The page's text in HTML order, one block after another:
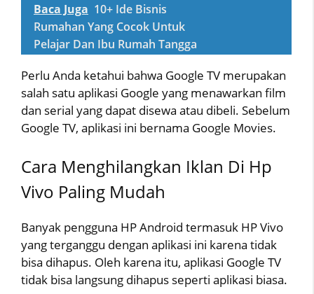
Baca Juga 10+ Ide Bisnis
Rumahan Yang Cocok Untuk
Pelajar Dan Ibu Rumah Tangga
Perlu Anda ketahui bahwa Google TV merupakan
salah satu aplikasi Google yang menawarkan film
dan serial yang dapat disewa atau dibeli. Sebelum
Google TV, aplikasi ini bernama Google Movies.
Cara Menghilangkan Iklan Di Hp
Vivo Paling Mudah
Banyak pengguna HP Android termasuk HP Vivo
yang terganggu dengan aplikasi ini karena tidak
bisa dihapus. Oleh karena itu, aplikasi Google TV
tidak bisa langsung dihapus seperti aplikasi biasa.